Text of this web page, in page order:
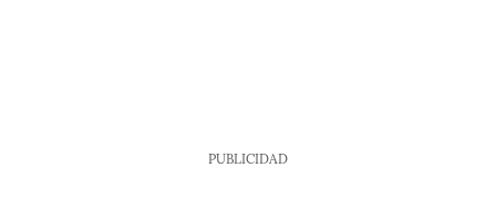
PUBLICIDAD